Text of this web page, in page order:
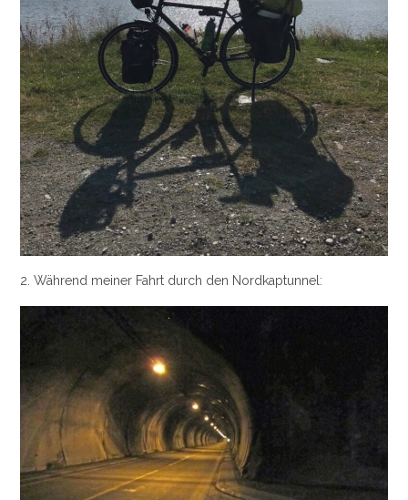
2. Während meiner Fahrt durch den Nordkaptunnel: